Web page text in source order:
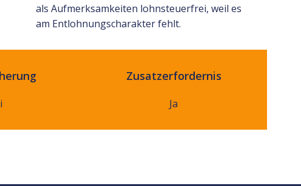
als Aufmerksamkeiten lohnsteuerfrei, weil es
am Entlohnungscharakter fehlt.
Zusatzerfordernis
Ja